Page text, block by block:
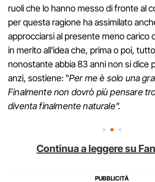
ruoli che lo hanno messo di fronte al
per questa ragione ha assimilato
approcciarsi al presente meno carico
in merito all'idea che, prima o poi,
nonostante abbia 83 anni non si dice
anzi, sostiene: "Per me è solo una
Finalmente non dovrò più pensare
diventa finalmente naturale".
Continua a leggere su